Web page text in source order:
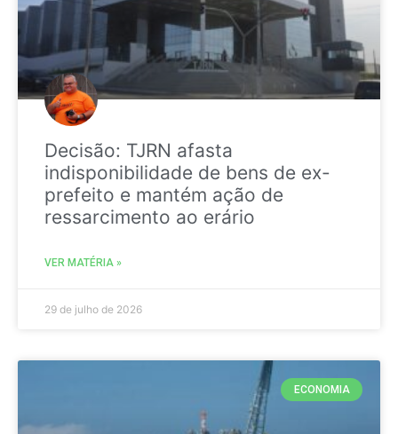
Decisão: TJRN afasta
indisponibilidade de bens de ex-
prefeito e mantém ação de
ressarcimento ao erário
VER MATÉRIA »
29 de julho de 2026
ECONOMIA